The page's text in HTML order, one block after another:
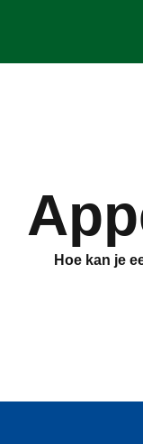
Hoe kan je